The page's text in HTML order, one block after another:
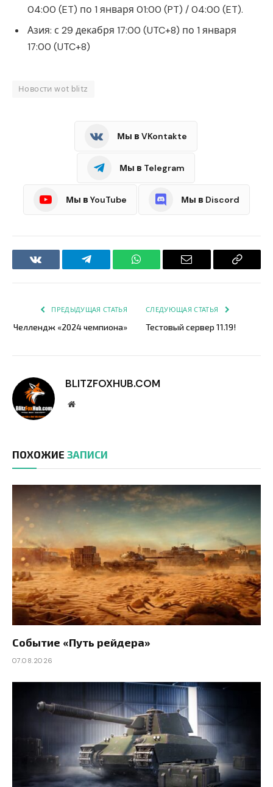
04:00 (ET) по 1 января 01:00 (PT) / 04:00 (ET).
Азия: с 29 декабря 17:00 (UTC+8) по 1 января
17:00 (UTC+8)
Новости wot blitz
Мы в VKontakte
Мы в Telegram
Мы в YouTube Мы в Discord
VKontakteTelegram WhatsApp Email
Copy
ПРЕДЫДУЩАЯ СТАТЬЯ
Челлендж «2024 чемпиона»
СЛЕДУЮЩАЯ СТАТЬЯ
Тестовый сервер 11.19!
BLITZFOXHUB.COM
Website
ПОХОЖИЕ ЗАПИСИ
Событие «Путь рейдера»
07.08.2026